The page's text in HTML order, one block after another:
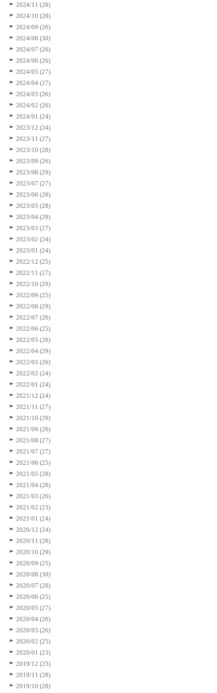
2024/11 (28)
2024/10 (28)
2024/09 (26)
2024/08 (30)
2024/07 (26)
2024/06 (26)
2024/05 (27)
2024/04 (27)
2024/03 (26)
2024/02 (26)
2024/01 (24)
2023/12 (24)
2023/11 (27)
2023/10 (28)
2023/09 (26)
2023/08 (29)
2023/07 (27)
2023/06 (28)
2023/05 (28)
2023/04 (29)
2023/03 (27)
2023/02 (24)
2023/01 (24)
2022/12 (25)
2022/11 (27)
2022/10 (29)
2022/09 (25)
2022/08 (29)
2022/07 (26)
2022/06 (25)
2022/05 (28)
2022/04 (29)
2022/03 (26)
2022/02 (24)
2022/01 (24)
2021/12 (24)
2021/11 (27)
2021/10 (29)
2021/09 (26)
2021/08 (27)
2021/07 (27)
2021/06 (25)
2021/05 (28)
2021/04 (28)
2021/03 (26)
2021/02 (23)
2021/01 (24)
2020/12 (24)
2020/11 (28)
2020/10 (29)
2020/09 (25)
2020/08 (30)
2020/07 (28)
2020/06 (25)
2020/05 (27)
2020/04 (26)
2020/03 (26)
2020/02 (25)
2020/01 (23)
2019/12 (25)
2019/11 (28)
2019/10 (28)